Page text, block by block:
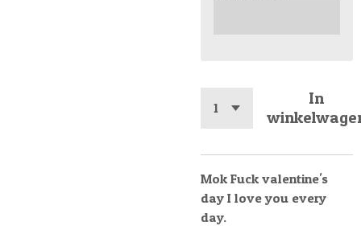
In
Mok Fuck valentine's
day I love you every
day.